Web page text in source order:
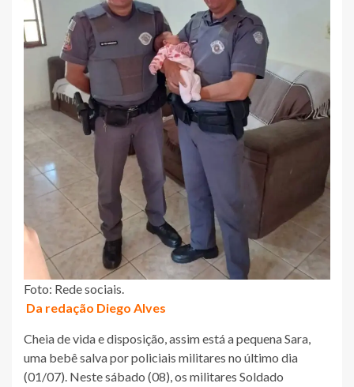
Foto: Rede sociais.
Da redação Diego Alves
Cheia de vida e disposição, assim está a pequena Sara,
uma bebê salva por policiais militares no último dia
(01/07). Neste sábado (08), os militares Soldado